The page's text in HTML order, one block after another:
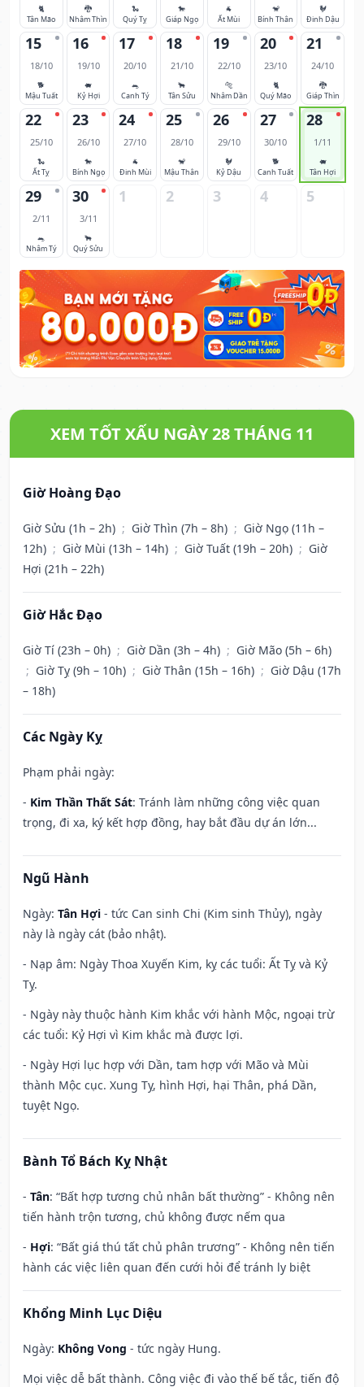
🐈
Tân Mão
🐉
Nhâm Thìn
🐍
Quý Tỵ
🐎
Giáp Ngọ
🐐
Ất Mùi
🐒
Bính Thân
🐓
Đinh Dậu
15
18/10
🐕
Mậu Tuất
16
19/10
🐖
Kỷ Hợi
17
20/10
🐀
Canh Tý
18
21/10
🐂
Tân Sửu
19
22/10
🐅
Nhâm Dần
20
23/10
🐈
Quý Mão
21
24/10
🐉
Giáp Thìn
22
25/10
🐍
Ất Tỵ
23
26/10
🐎
Bính Ngọ
24
27/10
🐐
Đinh Mùi
25
28/10
🐒
Mậu Thân
26
29/10
🐓
Kỷ Dậu
27
30/10
🐕
Canh Tuất
28
1/11
🐖
Tân Hợi
29
2/11
🐀
Nhâm Tý
30
3/11
🐂
Quý Sửu
1 2 3 4 5
XEM TỐT XẤU NGÀY 28 THÁNG 11
Giờ Hoàng Đạo
Giờ Sửu (1h – 2h) ; Giờ Thìn (7h – 8h) ; Giờ Ngọ (11h –
12h) ; Giờ Mùi (13h – 14h) ; Giờ Tuất (19h – 20h) ; Giờ
Hợi (21h – 22h)
Giờ Hắc Đạo
Giờ Tí (23h – 0h) ; Giờ Dần (3h – 4h) ; Giờ Mão (5h – 6h)
; Giờ Tỵ (9h – 10h) ; Giờ Thân (15h – 16h) ; Giờ Dậu (17h
– 18h)
Các Ngày Kỵ
Phạm phải ngày:
- Kim Thần Thất Sát: Tránh làm những công việc quan
trọng, đi xa, ký kết hợp đồng, hay bắt đầu dự án lớn...
Ngũ Hành
Ngày: Tân Hợi - tức Can sinh Chi (Kim sinh Thủy), ngày
này là ngày cát (bảo nhật).
- Nạp âm: Ngày Thoa Xuyến Kim, kỵ các tuổi: Ất Tỵ và Kỷ
Tỵ.
- Ngày này thuộc hành Kim khắc với hành Mộc, ngoại trừ
các tuổi: Kỷ Hợi vì Kim khắc mà được lợi.
- Ngày Hợi lục hợp với Dần, tam hợp với Mão và Mùi
thành Mộc cục. Xung Tỵ, hình Hợi, hại Thân, phá Dần,
tuyệt Ngọ.
Bành Tổ Bách Kỵ Nhật
- Tân: “Bất hợp tương chủ nhân bất thường” - Không nên
tiến hành trộn tương, chủ không được nếm qua
- Hợi: “Bất giá thú tất chủ phân trương” - Không nên tiến
hành các việc liên quan đến cưới hỏi để tránh ly biệt
Khổng Minh Lục Diệu
Ngày: Không Vong - tức ngày Hung.
Mọi việc dễ bất thành. Công việc đi vào thế bế tắc, tiến độ